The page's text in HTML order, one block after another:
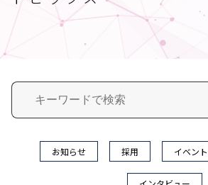
お知らせ 採用 イベント